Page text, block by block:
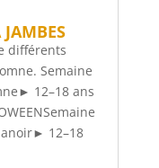
différents
Semaine
12–18 ans
12–18